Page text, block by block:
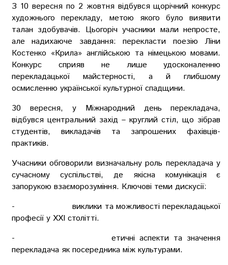
З 10 вересня по 2 жовтня відбувся щорічний конкурс
художнього перекладу, метою якого було виявити
талан здобувачів. Цьогоріч учасники мали непросте,
але надихаюче завдання: перекласти поезію Ліни
Костенко «Крила» англійською та німецькою мовами.
Конкурс сприяв не лише удосконаленню
перекладацької майстерності, а й глибшому
осмисленню української культурної спадщини.
30 вересня, у Міжнародний день перекладача,
відбувся центральний захід – круглий стіл, що зібрав
студентів, викладачів та запрошених фахівців-
практиків.
Учасники обговорили визначальну роль перекладача у
сучасному суспільстві, де якісна комунікація є
запорукою взаєморозуміння. Ключові теми дискусії:
- виклики та можливості перекладацької
професії у ХХІ столітті.
- етичні аспекти та значення
перекладача як посередника між культурами.